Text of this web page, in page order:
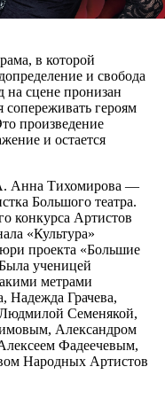
в которой
и свобода
сцене пронизан
сопереживать героям
произведение
и остается
Тихомирова —
Большого театра.
конкурса Артистов
«Культура»
проекта «Большие
ученицей
метрами
Надежда Грачева,
Семенякой,
Александром
Фадеечевым,
Народных Артистов